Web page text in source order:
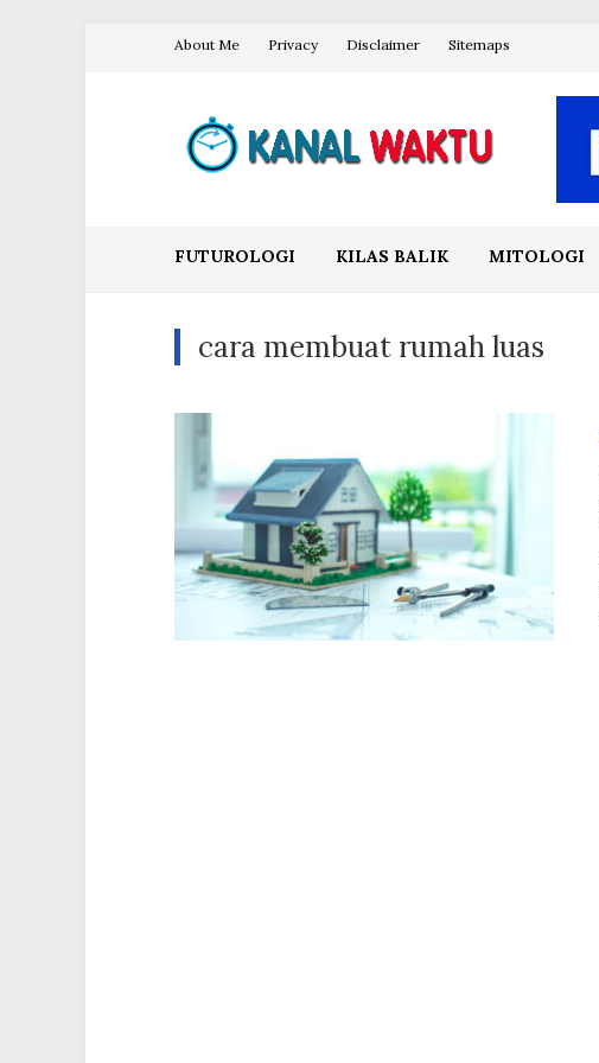
About Me Privacy Disclaimer Sitemaps
FUTUROLOGI KILAS BALIK MITOLOGI
cara membuat rumah luas